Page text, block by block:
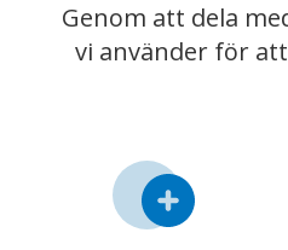
Genom att dela
vi använder för